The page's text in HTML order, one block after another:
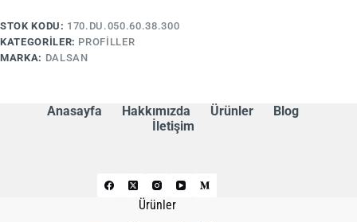
STOK KODU: 170.DU.050.60.38.300
KATEGORILER: PROFILLER
MARKA: DALSAN
Anasayfa Hakkımızda Ürünler
Blog
İletişim
Ürünler